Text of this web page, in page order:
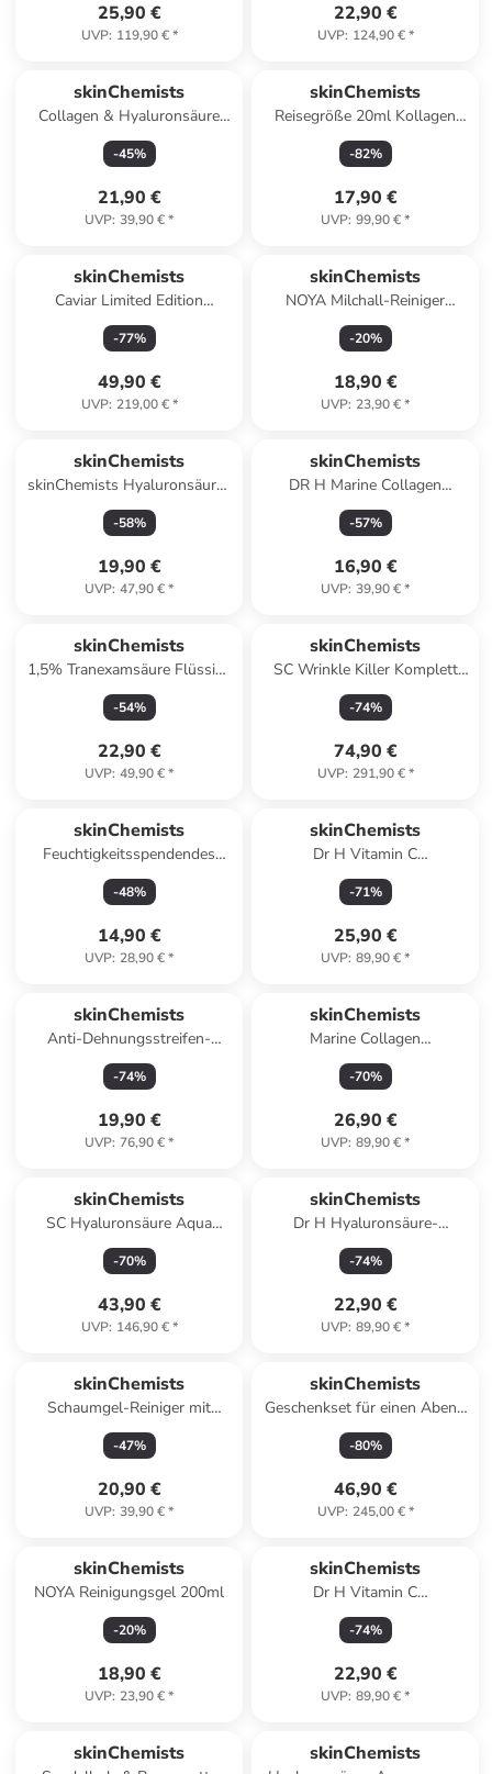
25,90 €
UVP: 119,90 €*
22,90 €
UVP: 124,90 €*
skinChemists
Collagen & Hyaluronsäure
Daily Conditioner mit Arganöl
und Shea Butter
-45%
21,90 €
UVP: 39,90 €*
skinChemists
Reisegröße 20ml Kollagen
Serum
-82%
17,90 €
UVP: 99,90 €*
skinChemists
Caviar Limited Edition
Feuchtigkeitsspendende
Tagescreme 50ml
-77%
49,90 €
UVP: 219,00 €*
skinChemists
NOYA Milchall-Reiniger
200 ml
-20%
18,90 €
UVP: 23,90 €*
skinChemists
skinChemists Hyaluronsäure-
Tagesfeuchtigkeitscreme 60ml
-58%
19,90 €
UVP: 47,90 €*
skinChemists
DR H Marine Collagen
Reinigungsbalsam 120ml
-57%
16,90 €
UVP: 39,90 €*
skinChemists
1,5% Tranexamsäure Flüssig-
Serum 15ml
-54%
22,90 €
UVP: 49,90 €*
skinChemists
SC Wrinkle Killer Komplett
Gesichtspflege Set
-74%
74,90 €
UVP: 291,90 €*
skinChemists
Feuchtigkeitsspendendes
Serum - Polyglutaminsäure
1%, Vitamin C 3% 30ml
-48%
14,90 €
UVP: 28,90 €*
skinChemists
Dr H Vitamin C
Feuchtigkeitscreme für die
Nacht 60ml
-71%
25,90 €
UVP: 89,90 €*
skinChemists
Anti-Dehnungsstreifen-
Behandlungslösung 120ml
-74%
19,90 €
UVP: 76,90 €*
skinChemists
Marine Collagen
Gesichtsserum
-70%
26,90 €
UVP: 89,90 €*
skinChemists
SC Hyaluronsäure Aqua
Repair Morgenglanz
-70%
43,90 €
UVP: 146,90 €*
skinChemists
Dr H Hyaluronsäure-
Gesichtsserum 30ml
-74%
22,90 €
UVP: 89,90 €*
skinChemists
Schaumgel-Reiniger mit
Hyaluronsäure 200 ml
-47%
20,90 €
UVP: 39,90 €*
skinChemists
Geschenkset für einen Abend
mit Entspannung und
Stressabbau
-80%
46,90 €
UVP: 245,00 €*
skinChemists
NOYA Reinigungsgel 200ml
-20%
18,90 €
UVP: 23,90 €*
skinChemists
Dr H Vitamin C
Gesichtsserum 30ml
-74%
22,90 €
UVP: 89,90 €*
skinChemists skinChemists